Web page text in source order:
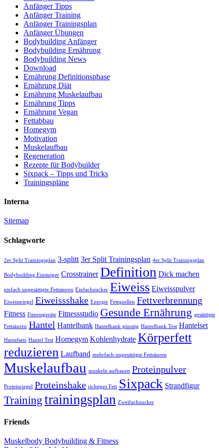
Anfänger Tipps
Anfänger Training
Anfänger Trainingsplan
Anfänger Übungen
Bodybuilding Anfänger
Bodybuilding Ernährung
Bodybuilding News
Download
Ernährung Definitionsphase
Ernährung Diät
Ernährung Muskelaufbau
Ernährung Tipps
Ernährung Vegan
Fettabbau
Homegym
Motivation
Muskelaufbau
Regeneration
Rezepte für Bodybuilder
Sixpack – Tipps und Tricks
Trainingspläne
Interna
Sitemap
Schlagworte
2er Split Trainingsplan 3-splitt 3er Split Trainingsplan 4er Split Trainingsplan
Bodybuilding Einsteiger Crosstrainer Definition Dick machen
einfach ungesättigte Fettsäuren Einfachzucker Eiweiss Eiweisspulver
Eiweissriegel Eiweissshake Energie Fettquellen Fettverbrennung
Fitness Fitnessgeräte Fitnessstudio Gesunde Ernährung gesättigte
Fettsäuren Hantel Hantelbank Hantelbank günstig Hantelbank Test Hantelset
Hantelsets Hantel Test Homegym Kohlenhydrate Körperfett
reduzieren Laufband mehrfach ungesättigte Fettsäuren
Muskelaufbau muskeln aufbauen Proteinpulver
Proteinriegel Proteinshake richtiges Fett Sixpack Strandfigur
Trainingtrainingsplan Zweifachzucker
Friends
Muskelbody Bodybuilding & Fitness